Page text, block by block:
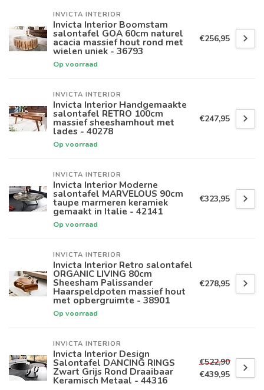
INVICTA INTERIOR
Invicta Interior Boomstam
salontafel GOA 60cm naturel
acacia massief hout rond met
wielen uniek - 36793
Op voorraad
€256,95
INVICTA INTERIOR
Invicta Interior Handgemaakte
salontafel RETRO 100cm
massief sheeshamhout met
lades - 40278
Op voorraad
€247,95
INVICTA INTERIOR
Invicta Interior Moderne
salontafel MARVELOUS 90cm
taupe marmeren keramiek
gemaakt in Italie - 42141
Op voorraad
€323,95
INVICTA INTERIOR
Invicta Interior Retro salontafel
ORGANIC LIVING 80cm
Sheesham Palissander
Haarspeldpoten massief hout
met opbergruimte - 38901
Op voorraad
€278,95
INVICTA INTERIOR
Invicta Interior Design
Salontafel DANCING RINGS
Zwart Grijs Rond Draaibaar
Keramisch Metaal - 44316
€522,90
€439,95